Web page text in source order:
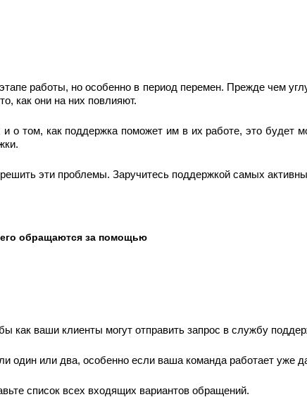
работы, но особенно в период перемен. Прежде чем
как они на них повлияют.
о том, как поддержка поможет им в их работе, это будет
эти проблемы. Заручитесь поддержкой самых
обращаются за помощью
как ваши клиенты могут отправить запрос в службу
один или два, особенно если ваша команда работает уже
список всех входящих вариантов обращений.